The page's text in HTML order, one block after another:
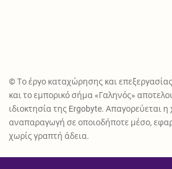
© Το έργο καταχώρησης και
και το εμπορικό σήμα «Γαληνός»
ιδιοκτησία της Ergobyte. Απαγορεύεται
αναπαραγωγή σε οποιοδήποτε μέσο,
χωρίς γραπτή άδεια.